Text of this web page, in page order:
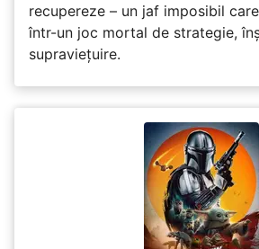
recupereze – un jaf imposibil
într-un joc mortal de strategie,
supraviețuire.